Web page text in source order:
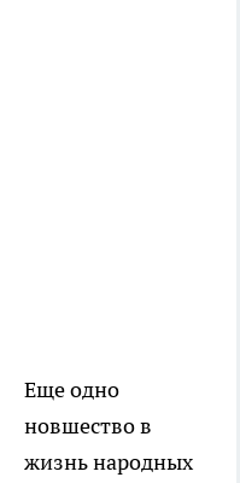
Еще одно
новшество в
жизнь народных